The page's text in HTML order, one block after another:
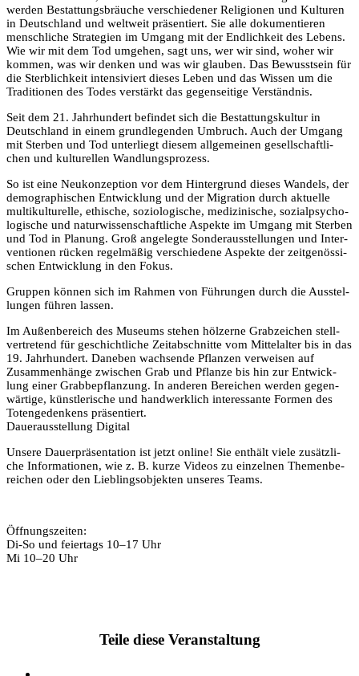
wer­den Bestat­tungs­bräu­che ver­schie­de­ner Reli­gio­nen und Kul­tu­ren
in Deutsch­land und welt­weit prä­sen­tiert. Sie alle doku­men­tie­ren
mensch­li­che Stra­te­gien im Umgang mit der End­lich­keit des Lebens.
Wie wir mit dem Tod umge­hen, sagt uns, wer wir sind, woher wir
kom­men, was wir den­ken und was wir glau­ben. Das Bewusst­sein für
die Sterb­lich­keit inten­si­viert die­ses Leben und das Wis­sen um die
Tra­di­tio­nen des Todes ver­stärkt das gegen­sei­ti­ge Verständnis.
Seit dem 21. Jahr­hun­dert befin­det sich die Bestat­tungs­kul­tur in
Deutsch­land in einem grund­le­gen­den Umbruch. Auch der Umgang
mit Ster­ben und Tod unter­liegt die­sem all­ge­mei­nen gesell­schaft­li­
chen und kul­tu­rel­len Wandlungsprozess.
So ist eine Neu­kon­zep­ti­on vor dem Hin­ter­grund die­ses Wan­dels, der
demo­gra­phi­schen Ent­wick­lung und der Migra­ti­on durch aktu­el­le
mul­ti­kul­tu­rel­le, ethi­sche, sozio­lo­gi­sche, medi­zi­ni­sche, sozi­al­psy­cho­
lo­gi­sche und natur­wis­sen­schaft­li­che Aspek­te im Umgang mit Ster­ben
und Tod in Pla­nung. Groß ange­leg­te Son­der­aus­stel­lun­gen und Inter­
ven­tio­nen rücken regel­mä­ßig ver­schie­de­ne Aspek­te der zeit­ge­nös­si­
schen Ent­wick­lung in den Fokus.
Grup­pen kön­nen sich im Rah­men von Füh­run­gen durch die Aus­stel­
lun­gen füh­ren lassen.
Im Außen­be­reich des Muse­ums ste­hen höl­zer­ne Grab­zei­chen stell­
ver­tre­tend für geschicht­li­che Zeit­ab­schnit­te vom Mit­tel­al­ter bis in das
19. Jahr­hun­dert. Dane­ben wach­sen­de Pflan­zen ver­wei­sen auf
Zusam­men­hän­ge zwi­schen Grab und Pflan­ze bis hin zur Ent­wick­
lung einer Grab­bepflan­zung. In ande­ren Berei­chen wer­den gegen­
wär­ti­ge, künst­le­ri­sche und hand­werk­lich inter­es­san­te For­men des
Toten­ge­den­kens präsentiert.
Dau­er­aus­stel­lung Digital
Unse­re Dau­er­prä­sen­ta­ti­on ist jetzt online! Sie ent­hält vie­le zusätz­li­
che Infor­ma­tio­nen, wie z. B. kur­ze Vide­os zu ein­zel­nen The­men­be­
rei­chen oder den Lieb­lings­ob­jek­ten unse­res Teams.
Öff­nungs­zei­ten:
Di-So und fei­er­tags 10–17 Uhr
Mi 10–20 Uhr
Teile diese Veranstaltung